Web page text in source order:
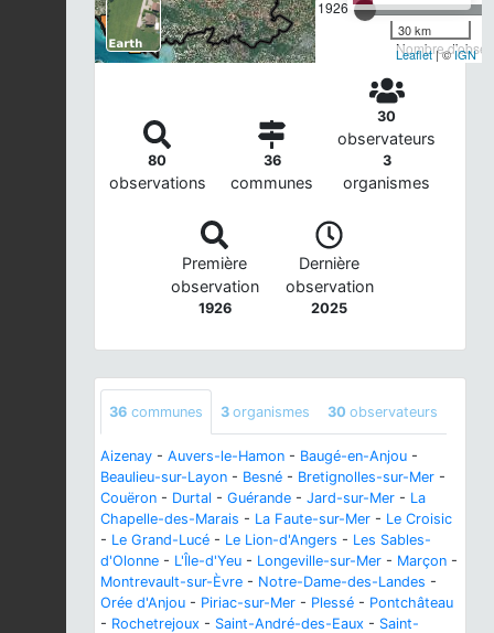
1926
Nombre
30 km
Leaflet| ©IGN
80
observations
36
communes
30
observateurs
3
organismes
Première
observation
1926
Dernière
observation
2025
36 communes 3 organismes 30 observateurs
Aizenay - Auvers-le-Hamon - Baugé-en-Anjou -
Beaulieu-sur-Layon - Besné - Bretignolles-sur-Mer -
Couëron - Durtal - Guérande - Jard-sur-Mer - La
Chapelle-des-Marais - La Faute-sur-Mer - Le Croisic
- Le Grand-Lucé - Le Lion-d'Angers - Les Sables-
d'Olonne - L'Île-d'Yeu - Longeville-sur-Mer - Marçon -
Montrevault-sur-Èvre - Notre-Dame-des-Landes -
Orée d'Anjou - Piriac-sur-Mer - Plessé - Pontchâteau
- Rochetrejoux - Saint-André-des-Eaux - Saint-